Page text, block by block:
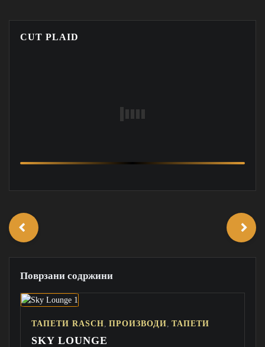
CUT PLAID
Поврзани содржини
ТАПЕТИ RASCH ПРОИЗВОДИ ТАПЕТИ
SKY LOUNGE